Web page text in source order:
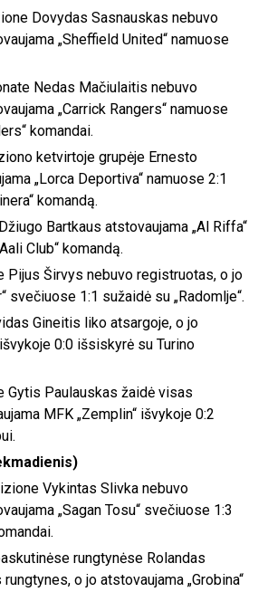
Dovydas Sasnauskas nebuvo
„Sheffield United“ namuose
Nedas Mačiulaitis nebuvo
„Carrick Rangers“ namuose
komandai.
ketvirtoje grupėje Ernesto
„Lorca Deportiva“ namuose 2:1
komandą.
Bartkaus atstovaujama „Al Riffa“
Club“ komandą.
Pijus Širvys nebuvo registruotas, o jo
svečiuose 1:1 sužaidė su „Radomlje“.
Gineitis liko atsargoje, o jo
0:0 išsiskyrė su Turino
Gytis Paulauskas žaidė visas
MFK „Zemplin“ išvykoje 0:2
Vykintas Slivka nebuvo
„Sagan Tosu“ svečiuose 1:3
rungtynėse Rolandas
o jo atstovaujama „Grobina“